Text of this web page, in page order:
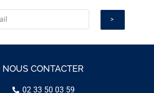
NOUS CONTACTER
02 33 50 03 59